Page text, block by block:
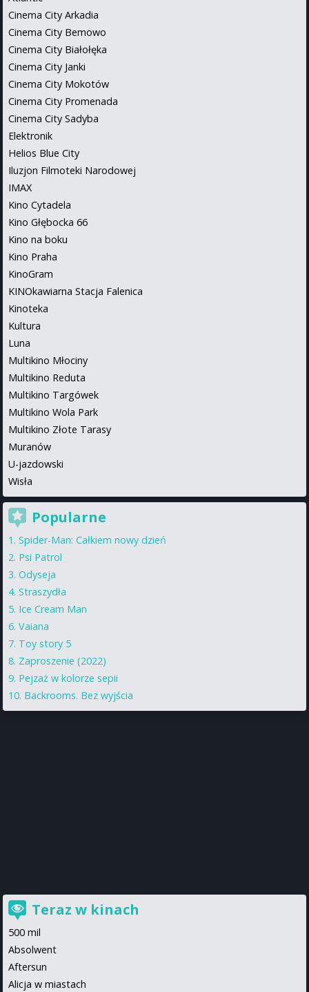
Cinema City Arkadia
Cinema City Bemowo
Cinema City Białołęka
Cinema City Janki
Cinema City Mokotów
Cinema City Promenada
Cinema City Sadyba
Elektronik
Helios Blue City
Iluzjon Filmoteki Narodowej
IMAX
Kino Cytadela
Kino Głębocka 66
Kino na boku
Kino Praha
KinoGram
KINOkawiarna Stacja Falenica
Kinoteka
Kultura
Luna
Multikino Młociny
Multikino Reduta
Multikino Targówek
Multikino Wola Park
Multikino Złote Tarasy
Muranów
U-jazdowski
Wisła
Popularne
Spider-Man: Całkiem nowy dzień
Psi Patrol
Odyseja
Straszydła
Ice Cream Man
Vaiana
Toy story 5
Zaproszenie (2022)
Pejzaż w kolorze sepii
Backrooms. Bez wyjścia
Teraz w kinach
500 mil
Absolwent
Aftersun
Alicja w miastach